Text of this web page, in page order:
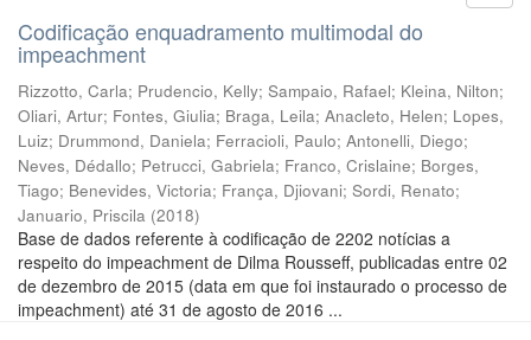
Codificação enquadramento multimodal do
impeachment
Rizzotto, Carla; Prudencio, Kelly; Sampaio, Rafael; Kleina, Nilton;
Oliari, Artur; Fontes, Giulia; Braga, Leila; Anacleto, Helen; Lopes,
Luiz; Drummond, Daniela; Ferracioli, Paulo; Antonelli, Diego;
Neves, Dédallo; Petrucci, Gabriela; Franco, Crislaine; Borges,
Tiago; Benevides, Victoria; França, Djiovani; Sordi, Renato;
Januario, Priscila (2018)
Base de dados referente à codificação de 2202 notícias a
respeito do impeachment de Dilma Rousseff, publicadas entre 02
de dezembro de 2015 (data em que foi instaurado o processo de
impeachment) até 31 de agosto de 2016 ...